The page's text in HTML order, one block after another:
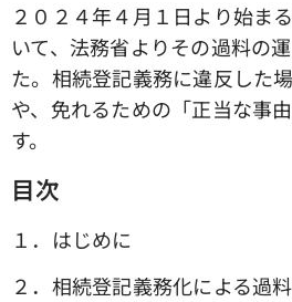
２０２４年４月１日より始ま
いて、法務省よりその過料の
た。相続登記義務に違反した
や、免れるための「正当な事
す。
目次
１．はじめに
２．相続登記義務化による過